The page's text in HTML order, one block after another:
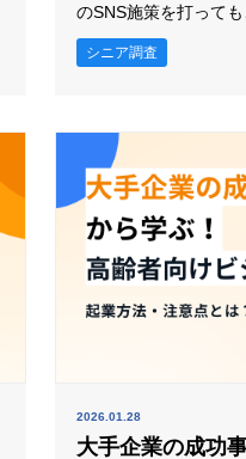
のSNS施策を打って
くいことも事実です。 そこで本記事では、現代
のシニアがSNSで何
のコツを知りたい場
さい。 60代でもSNS
シニア調査
2026.01.28
大手企業の成功